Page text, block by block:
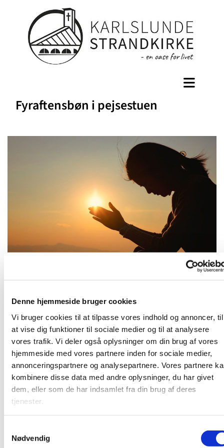
Denne hjemmeside bruger cookies
Vi bruger cookies til at tilpasse vores indhold og annoncer, til
at vise dig funktioner til sociale medier og til at analysere
vores trafik. Vi deler også oplysninger om din brug af vores
hjemmeside med vores partnere inden for sociale medier,
annonceringspartnere og analysepartnere. Vores partnere
kombinere disse data med andre oplysninger, du har givet
dem, eller som de har indsamlet fra din brug af deres
tjenester.
Nødvendig
Fyraftensbøn i pejsestuen
Tirsdag 8. december 2026, kl. 16:30
Kom og vær med til at bede for kirken, for samfundet og
alt, hvad vi finder tilskyndelse til - i et lille fællesskab. Vi
mødes i pejsestuen.
Du vil måske også kunne lide...